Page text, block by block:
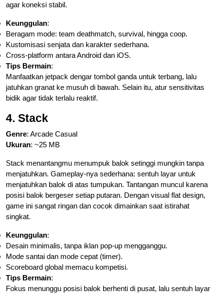
agar koneksi stabil.
Keunggulan:
Beragam mode: team deathmatch, survival, hingga coop.
Kustomisasi senjata dan karakter sederhana.
Cross-platform antara Android dan iOS.
Tips Bermain:
Manfaatkan jetpack dengar tombol ganda untuk terbang, lalu
jatuhkan granat ke musuh di bawah. Selain itu, atur sensitivitas
bidik agar tidak terlalu reaktif.
4. Stack
Genre: Arcade Casual
Ukuran: ~25 MB
Stack menantangmu menumpuk balok setinggi mungkin tanpa
menjatuhkan. Gameplay-nya sederhana: sentuh layar untuk
menjatuhkan balok di atas tumpukan. Tantangan muncul karena
posisi balok bergeser setiap putaran. Dengan visual flat design,
game ini sangat ringan dan cocok dimainkan saat istirahat
singkat.
Keunggulan:
Desain minimalis, tanpa iklan pop-up mengganggu.
Mode santai dan mode cepat (timer).
Scoreboard global memacu kompetisi.
Tips Bermain:
Fokus menunggu posisi balok berhenti di pusat, lalu sentuh layar